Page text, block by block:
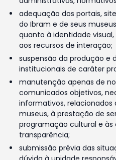
adequação dos portais,
do Ibram e de seus
quanto à identidade
aos recursos de interação;
suspensão da produção e
institucionais de caráter
manutenção apenas de
comunicados objetivos,
informativos,
museus, à prestação de
programação cultural e às
transparência;
submissão prévia das